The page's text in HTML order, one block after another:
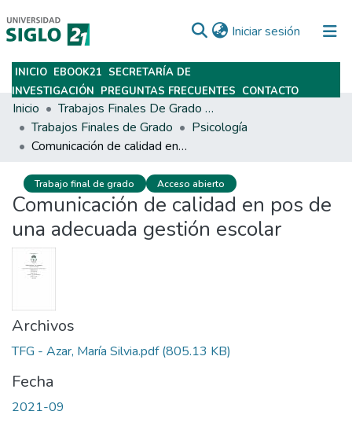
Iniciar sesión (current)
Subir
INICIO EBOOK21 SECRETARÍA DE
INVESTIGACIÓN PREGUNTAS FRECUENTES CONTACTO
Inicio
Trabajos Finales De Grado Y Posgrado
Trabajos Finales de Grado
Psicología
Comunicación de calidad en pos de una adecuada gestión escolar
Trabajo final de grado Acceso abierto
Comunicación de calidad en pos de
una adecuada gestión escolar
Archivos
TFG - Azar, María Silvia.pdf(805.13 KB)
Fecha
2021-09